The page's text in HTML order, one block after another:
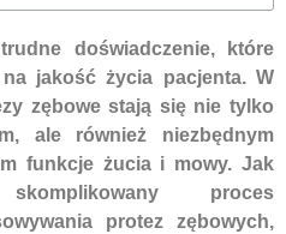
doświadczenie, które
na jakość życia pacjenta. W
zębowe stają się nie tylko
ale również niezbędnym
funkcje żucia i mowy. Jak
proces
protez zębowych,